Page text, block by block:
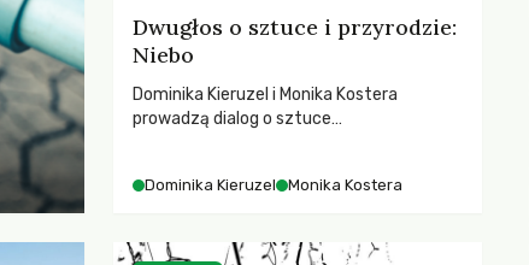
Dwugłos o sztuce i przyrodzie:
Niebo
Dominika Kieruzel i Monika Kostera
prowadzą dialog o sztuce
wrażliwość, odczuwanie przestrzeni oraz
Dominika Kieruzel Monika Kostera